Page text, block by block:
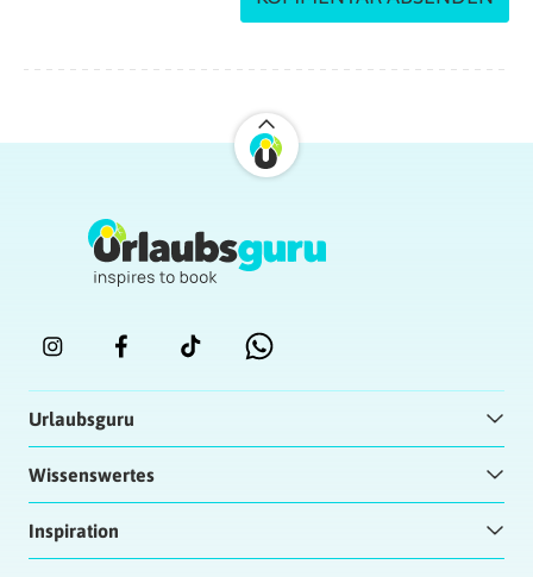
Urlaubsguru
Wissenswertes
Inspiration